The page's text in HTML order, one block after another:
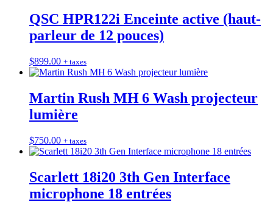
QSC HPR122i Enceinte active (haut-
parleur de 12 pouces)
$899.00 + taxes
Martin Rush MH 6 Wash projecteur
lumière
$750.00 + taxes
Scarlett 18i20 3th Gen Interface
microphone 18 entrées